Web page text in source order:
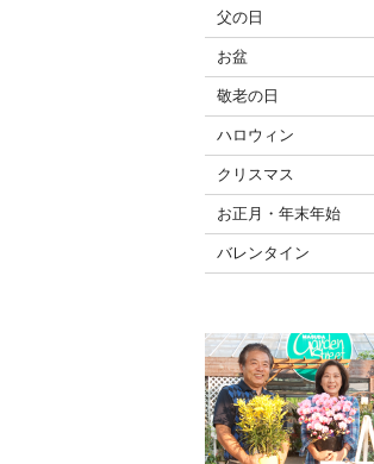
父の日
お盆
敬老の日
ハロウィン
クリスマス
お正月・年末年始
バレンタイン